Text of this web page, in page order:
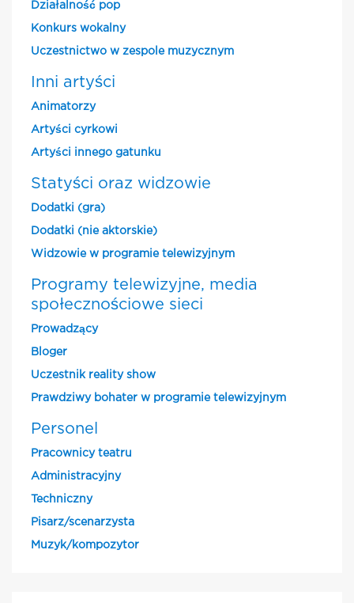
Działalność pop
Konkurs wokalny
Uczestnictwo w zespole muzycznym
Inni artyści
Animatorzy
Artyści cyrkowi
Artyści innego gatunku
Statyści oraz widzowie
Dodatki (gra)
Dodatki (nie aktorskie)
Widzowie w programie telewizyjnym
Programy telewizyjne, media
społecznościowe sieci
Prowadzący
Bloger
Uczestnik reality show
Prawdziwy bohater w programie telewizyjnym
Personel
Pracownicy teatru
Administracyjny
Techniczny
Pisarz/scenarzysta
Muzyk/kompozytor